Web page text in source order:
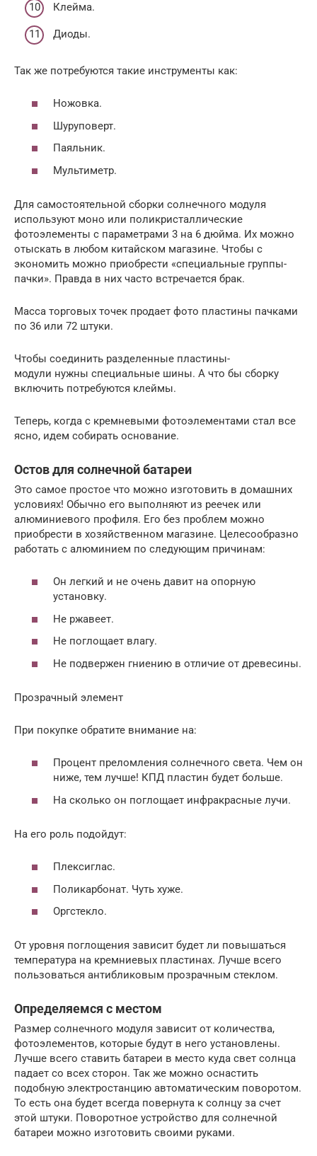
Клейма.
Диоды.
Так же потребуются такие инструменты как:
Ножовка.
Шуруповерт.
Паяльник.
Мультиметр.
Для самостоятельной сборки солнечного модуля
используют моно или поликристаллические
фотоэлементы с параметрами 3 на 6 дюйма. Их можно
отыскать в любом китайском магазине. Чтобы с
экономить можно приобрести «специальные группы-
пачки». Правда в них часто встречается брак.
Масса торговых точек продает фото пластины пачками
по 36 или 72 штуки.
Чтобы соединить разделенные пластины-
модули нужны специальные шины. А что бы сборку
включить потребуются клеймы.
Теперь, когда с кремневыми фотоэлементами стал все
ясно, идем собирать основание.
Остов для солнечной батареи
Это самое простое что можно изготовить в домашних
условиях! Обычно его выполняют из реечек или
алюминиевого профиля. Его без проблем можно
приобрести в хозяйственном магазине. Целесообразно
работать с алюминием по следующим причинам:
Он легкий и не очень давит на опорную
установку.
Не ржавеет.
Не поглощает влагу.
Не подвержен гниению в отличие от древесины.
Прозрачный элемент
При покупке обратите внимание на:
Процент преломления солнечного света. Чем он
ниже, тем лучше! КПД пластин будет больше.
На сколько он поглощает инфракрасные лучи.
На его роль подойдут:
Плексиглас.
Поликарбонат. Чуть хуже.
Оргстекло.
От уровня поглощения зависит будет ли повышаться
температура на кремниевых пластинах. Лучше всего
пользоваться антибликовым прозрачным стеклом.
Определяемся с местом
Размер солнечного модуля зависит от количества,
фотоэлементов, которые будут в него установлены.
Лучше всего ставить батареи в место куда свет солнца
падает со всех сторон. Так же можно оснастить
подобную электростанцию автоматическим поворотом.
То есть она будет всегда повернута к солнцу за счет
этой штуки. Поворотное устройство для солнечной
батареи можно изготовить своими руками.